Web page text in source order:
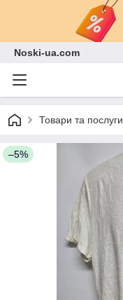
Noski-ua.com
Товари та послуги
–5%